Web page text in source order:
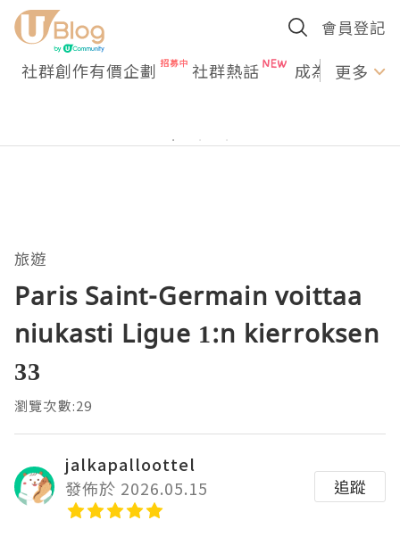
會員登記
社群創作有價企劃 社群熱話 成為U更多
旅遊
Paris Saint-Germain voittaa
niukasti Ligue 1:n kierroksen
33
瀏覽次數:29
jalkapalloottel
發佈於 2026.05.15
追蹤